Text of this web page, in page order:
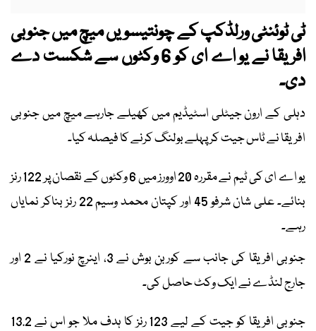
ٹی ٹوئنٹی ورلڈکپ کے چونتیسویں میچ میں جنوبی
افریقا نے یو اے ای کو 6 وکٹوں سے شکست دے
دی۔
دہلی کے ارون جیٹلی اسٹیڈیم میں کھیلے جارہے میچ میں جنوبی
افریقا نے ٹاس جیت کر پہلے بولنگ کرنے کا فیصلہ کیا۔
یو اے ای کی ٹیم نے مقررہ 20 اوورز میں 6 وکٹوں کے نقصان پر 122 رنز
بنائے۔ علی شان شرفو 45 اور کپتان محمد وسیم 22 رنز بناکر نمایاں
رہے۔
جنوبی افریقا کی جانب سے کوربن بوش نے 3، اینرچ نورکیا نے 2 اور
جارج لنڈے نے ایک وکٹ حاصل کی۔
جنوبی افریقا کو جیت کے لیے 123 رنز کا ہدف ملا جو اس نے 13.2